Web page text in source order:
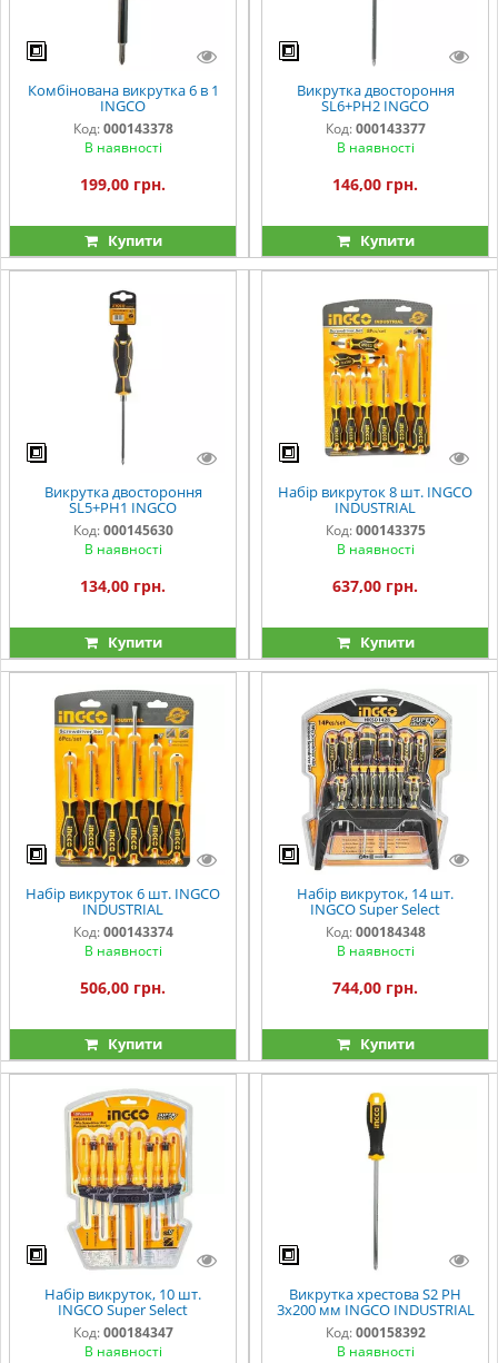
Комбінована викрутка 6 в 1
INGCO
Код: 000143378
В наявності
199,00 грн.
Купити
Викрутка двостороння
SL6+PH2 INGCO
Код: 000143377
В наявності
146,00 грн.
Купити
Викрутка двостороння
SL5+PH1 INGCO
Код: 000145630
В наявності
134,00 грн.
Купити
Набір викруток 8 шт. INGCO
INDUSTRIAL
Код: 000143375
В наявності
637,00 грн.
Купити
Набір викруток 6 шт. INGCO
INDUSTRIAL
Код: 000143374
В наявності
506,00 грн.
Купити
Набір викруток, 14 шт.
INGCO Super Select
Код: 000184348
В наявності
744,00 грн.
Купити
Набір викруток, 10 шт.
INGCO Super Select
Код: 000184347
В наявності
Викрутка хрестова S2 PH
3х200 мм INGCO INDUSTRIAL
Код: 000158392
В наявності